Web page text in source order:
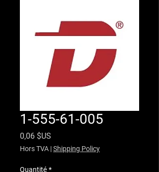
1-555-61-005
0,06 $US
Hors TVA |Shipping Policy
Quantité *